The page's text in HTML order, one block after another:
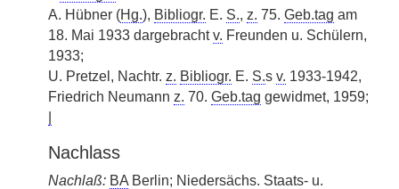
A. Hübner (Hg.), Bibliogr. E. S., z. 75. Geb.tag am
18. Mai 1933 dargebrachtv. Freunden u. Schülern,
1933;
U. Pretzel, Nachtr. z. Bibliogr. E. S.s v. 1933-1942,
Friedrich Neumann z. 70. Geb.tag gewidmet, 1959;
Nachlass
Nachlaß: BA Berlin; Niedersächs. Staats- u.